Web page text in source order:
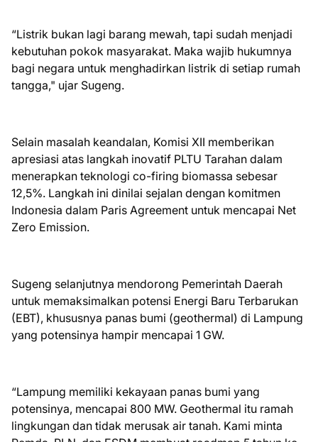
​“Listrik bukan lagi barang mewah, tapi sudah menjadi
kebutuhan pokok masyarakat. Maka wajib hukumnya
bagi negara untuk menghadirkan listrik di setiap rumah
tangga," ujar Sugeng.
​Selain masalah keandalan, Komisi XII memberikan
apresiasi atas langkah inovatif PLTU Tarahan dalam
menerapkan teknologi co-firing biomassa sebesar
12,5%. Langkah ini dinilai sejalan dengan komitmen
Indonesia dalam Paris Agreement untuk mencapai Net
Zero Emission.
Sugeng selanjutnya mendorong Pemerintah Daerah
untuk memaksimalkan potensi Energi Baru Terbarukan
(EBT), khususnya panas bumi (geothermal) di Lampung
yang potensinya hampir mencapai 1 GW.
​“Lampung memiliki kekayaan panas bumi yang
potensinya, mencapai 800 MW. Geothermal itu ramah
lingkungan dan tidak merusak air tanah. Kami minta